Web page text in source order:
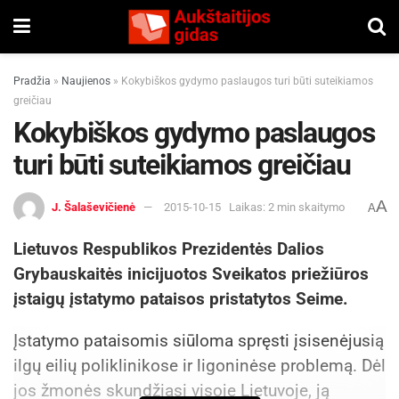
Pradžia » Naujienos » Kokybiškos gydymo paslaugos turi būti suteikiamos
greičiau
Kokybiškos gydymo paslaugos
turi būti suteikiamos greičiau
J. Šalaševičienė 2015-10-15 Laikas: 2 min skaitymo AA
Lietuvos Respublikos Prezidentės Dalios
Grybauskaitės inicijuotos Sveikatos priežiūros
įstaigų įstatymo pataisos pristatytos Seime.
Įstatymo pataisomis siūloma spręsti įsisenėjusią
ilgų eilių poliklinikose ir ligoninėse problemą. Dėl
jos žmonės skundžiasi visoje Lietuvoje, ją